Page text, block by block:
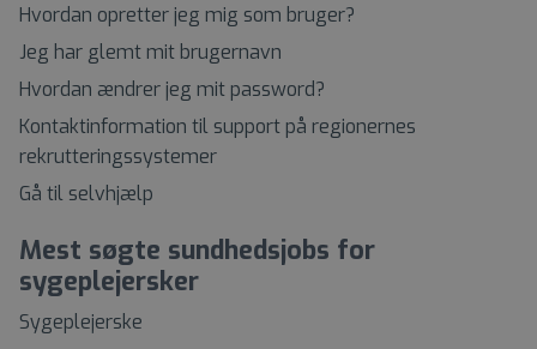
Hvordan opretter jeg mig som bruger?
Jeg har glemt mit brugernavn
Hvordan ændrer jeg mit password?
Kontaktinformation til support på regionernes
rekrutteringssystemer
Gå til selvhjælp
Mest søgte sundhedsjobs for
sygeplejersker
Sygeplejerske